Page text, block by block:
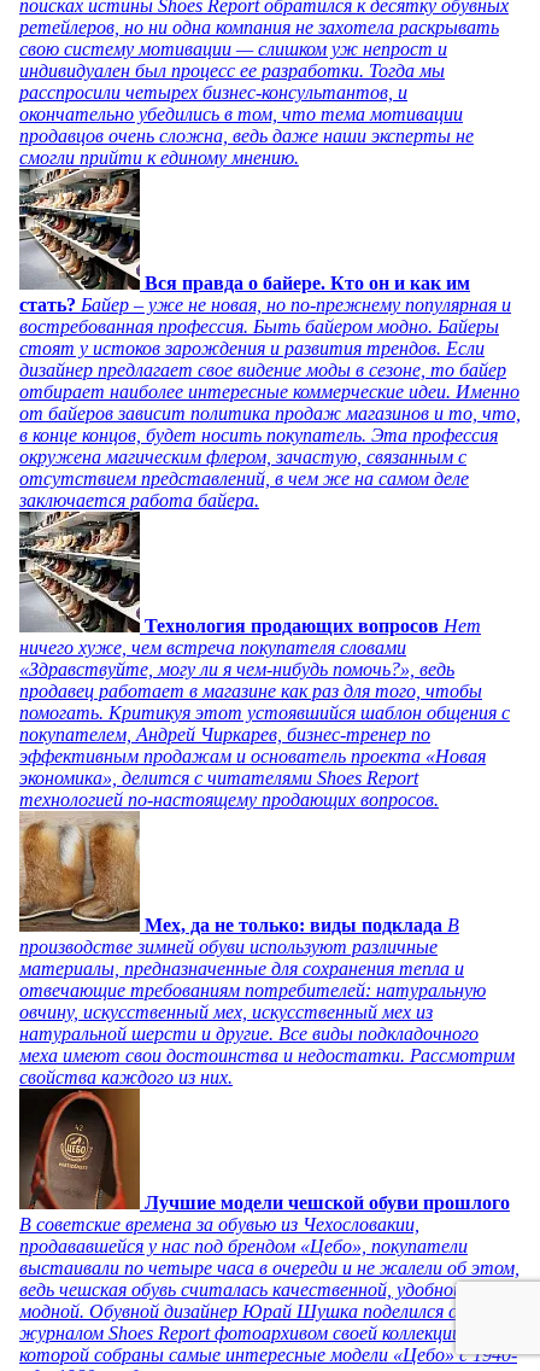
поисках истины Shoes Report обратился к десятку обувных
ретейлеров, но ни одна компания не захотела раскрывать
свою систему мотивации — слишком уж непрост и
индивидуален был процесс ее разработки. Тогда мы
расспросили четырех бизнес-консультантов, и
окончательно убедились в том, что тема мотивации
продавцов очень сложна, ведь даже наши эксперты не
смогли прийти к единому мнению.
Вся правда о байере. Кто он и как им
стать? Байер – уже не новая, но по-прежнему популярная и
востребованная профессия. Быть байером модно. Байеры
стоят у истоков зарождения и развития трендов. Если
дизайнер предлагает свое видение моды в сезоне, то байер
отбирает наиболее интересные коммерческие идеи. Именно
от байеров зависит политика продаж магазинов и то, что,
в конце концов, будет носить покупатель. Эта профессия
окружена магическим флером, зачастую, связанным с
отсутствием представлений, в чем же на самом деле
заключается работа байера.
Технология продающих вопросов Нет
ничего хуже, чем встреча покупателя словами
«Здравствуйте, могу ли я чем-нибудь помочь?», ведь
продавец работает в магазине как раз для того, чтобы
помогать. Критикуя этот устоявшийся шаблон общения с
покупателем, Андрей Чиркарев, бизнес-тренер по
эффективным продажам и основатель проекта «Новая
экономика», делится с читателями Shoes Report
технологией по-настоящему продающих вопросов.
Мех, да не только: виды подклада В
производстве зимней обуви используют различные
материалы, предназначенные для сохранения тепла и
отвечающие требованиям потребителей: натуральную
овчину, искусственный мех, искусственный мех из
натуральной шерсти и другие. Все виды подкладочного
меха имеют свои достоинства и недостатки. Рассмотрим
свойства каждого из них.
Лучшие модели чешской обуви прошлого
В советские времена за обувью из Чехословакии,
продававшейся у нас под брендом «Цебо», покупатели
выстаивали по четыре часа в очереди и не жалели об этом,
ведь чешская обувь считалась качественной, удобной и
модной. Обувной дизайнер Юрай Шушка поделился с
журналом Shoes Report фотоархивом своей коллекции, в
которой собраны самые интересные модели «Цебо» с 1940-